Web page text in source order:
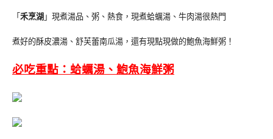
「禾烹湖」現煮湯品、粥、熱食，現煮蛤蠣湯、牛肉湯很熱門
煮好的酥皮濃湯、舒芙蕾南瓜湯，還有現點現做的鮑魚海鮮粥！
必吃重點：蛤蠣湯、鮑魚海鮮粥